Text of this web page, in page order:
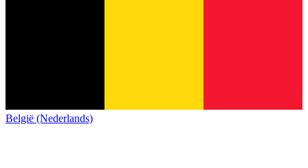
België (Nederlands)